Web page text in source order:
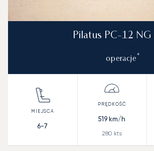
Pilatus PC-12 NG
operacje*
6-7
519 km/h
280 kts